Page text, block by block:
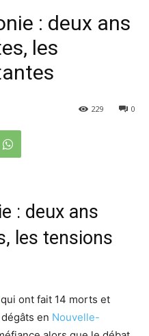
: deux ans
les
0
229
: deux ans
les tensions
qui ont fait 14 morts et
en Nouvelle-